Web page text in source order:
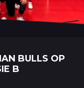
BULLS OP
B